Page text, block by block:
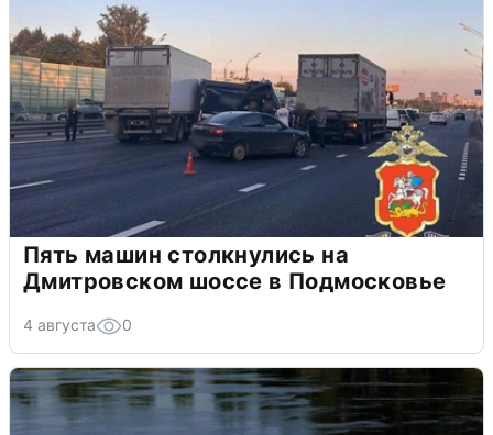
Пять машин столкнулись на
Дмитровском шоссе в Подмосковье
4 августа 0